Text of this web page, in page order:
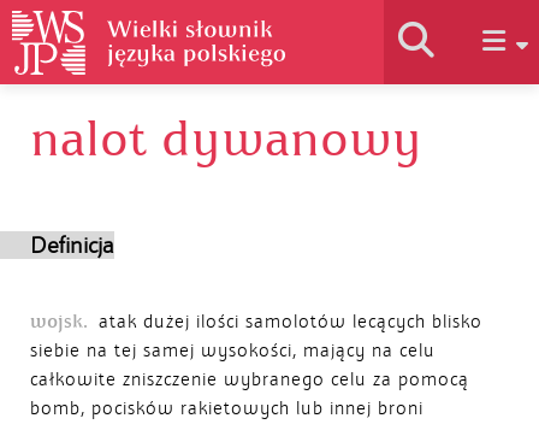
Historia słownika
Autorzy
nalot dywanowy
Definicja
wojsk. atak dużej ilości samolotów lecących blisko
siebie na tej samej wysokości, mający na celu
całkowite zniszczenie wybranego celu za pomocą
bomb, pocisków rakietowych lub innej broni